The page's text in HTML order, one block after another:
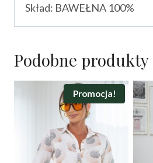
Skład: BAWEŁNA 100%
Podobne produkty
Promocja!